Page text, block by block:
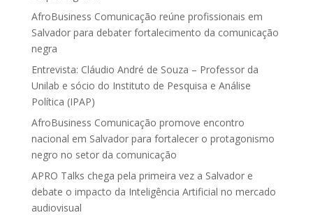
AfroBusiness Comunicação reúne profissionais em
Salvador para debater fortalecimento da comunicação
negra
Entrevista: Cláudio André de Souza – Professor da
Unilab e sócio do Instituto de Pesquisa e Análise
Política (IPAP)
AfroBusiness Comunicação promove encontro
nacional em Salvador para fortalecer o protagonismo
negro no setor da comunicação
APRO Talks chega pela primeira vez a Salvador e
debate o impacto da Inteligência Artificial no mercado
audiovisual